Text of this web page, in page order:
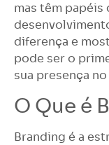
mas têm
diferença e
pode ser o
sua presença
O Que é
Branding é a